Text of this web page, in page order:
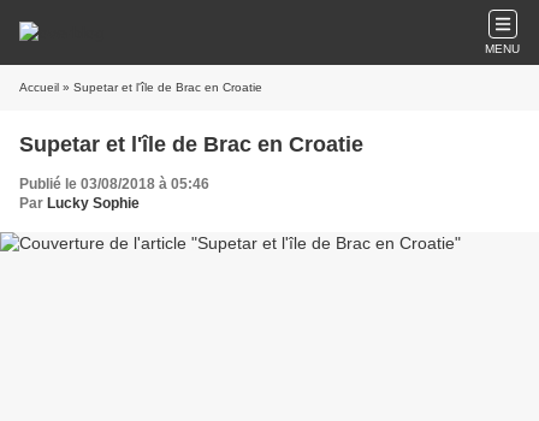
MENU
Accueil » Supetar et l'île de Brac en Croatie
Supetar et l'île de Brac en Croatie
Publié le 03/08/2018 à 05:46
Par Lucky Sophie